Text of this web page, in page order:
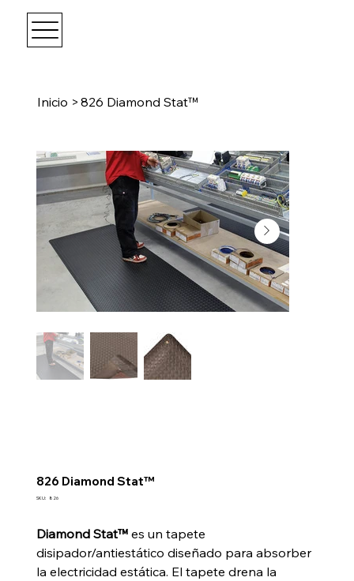
Inicio > 826 Diamond Stat™
826 Diamond Stat™
SKU:
SKU
826
Diamond Stat™es un tapete
disipador/antiestático diseñado para absorber
la electricidad estática. El tapete drena la